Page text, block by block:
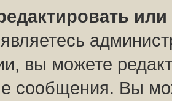
вы можете
сообщения. Вы